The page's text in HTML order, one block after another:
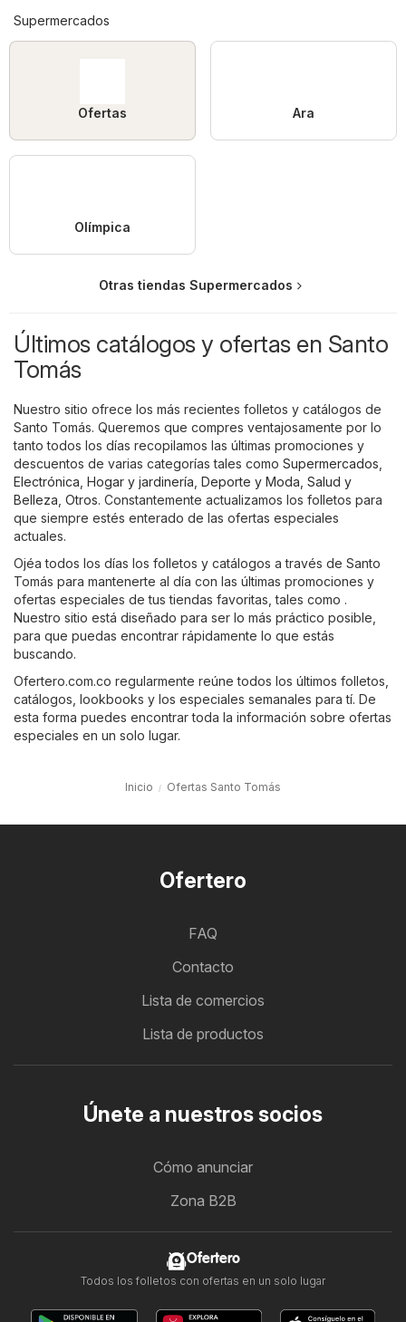
Supermercados
Ofertas Ara
Olímpica
Otras tiendas Supermercados
Últimos catálogos y ofertas en Santo
Tomás
Nuestro sitio ofrece los más recientes folletos y catálogos de
Santo Tomás. Queremos que compres ventajosamente por lo
tanto todos los días recopilamos las últimas promociones y
descuentos de varias categorías tales como Supermercados
Electrónica Hogar y jardinería Deporte y Moda Salud y
Belleza Otros. Constantemente actualizamos los folletos para
que siempre estés enterado de las ofertas especiales
actuales.
Ojéa todos los días los folletos y catálogos a través de Santo
Tomás para mantenerte al día con las últimas promociones y
ofertas especiales de tus tiendas favoritas, tales como .
Nuestro sitio está diseñado para ser lo más práctico posible,
para que puedas encontrar rápidamente lo que estás
buscando.
Ofertero.com.co regularmente reúne todos los últimos folletos,
catálogos, lookbooks y los especiales semanales para tí. De
esta forma puedes encontrar toda la información sobre ofertas
especiales en un solo lugar.
Inicio Ofertas Santo Tomás
Ofertero
FAQ
Contacto
Lista de comercios
Lista de productos
Únete a nuestros socios
Cómo anunciar
Zona B2B
Ofertero
Todos los folletos con ofertas en un solo lugar